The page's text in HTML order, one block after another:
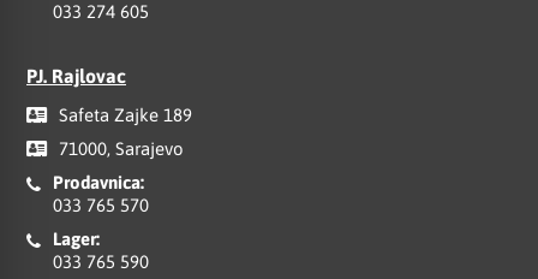
033 274 605
PJ. Rajlovac
Safeta Zajke 189
71000, Sarajevo
Prodavnica:
033 765 570
Lager:
033 765 590